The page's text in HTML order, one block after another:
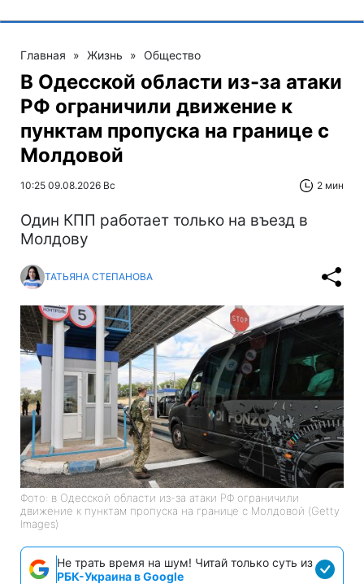
Главная » Жизнь » Общество
В Одесской области из-за атаки
РФ ограничили движение к
пунктам пропуска на границе с
Молдовой
10:25 09.08.2026 Вс 2 мин
Один КПП работает только на въезд в
Молдову
ТАТЬЯНА СТЕПАНОВА
Фото: в Одесской области из-за атаки РФ ограничили
движение к пунктам пропуска на границе с Молдовой (Getty
Images)
Не трать время на шум! Читай только суть из
РБК-Украина в Google